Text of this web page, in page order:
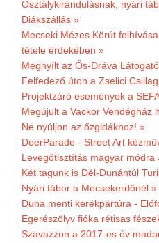
Osztálykirándulásnak, nyári
Diákszállás »
Mecseki Mézes Körút
tétele érdekében »
Megnyílt az Ős-Dráva
Felfedező úton a Zselici
Projektzáró események a
Megújult a Vackor Vendégház
Ne nyúljon az őzgidákhoz! »
DeerParade - Street Art
Levegőtisztítás magyar módra
Két tagunk is Dél-Dunántúl
Nyári tábor a Mecsekerdőnél »
Duna menti kerékpártúra -
Egerészölyv fióka rétisas
Szavazzon a 2017-es év